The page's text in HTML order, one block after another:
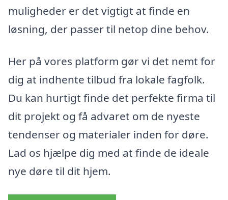
muligheder er det vigtigt at finde en
løsning, der passer til netop dine behov.
Her på vores platform gør vi det nemt for
dig at indhente tilbud fra lokale fagfolk.
Du kan hurtigt finde det perfekte firma til
dit projekt og få advaret om de nyeste
tendenser og materialer inden for døre.
Lad os hjælpe dig med at finde de ideale
nye døre til dit hjem.